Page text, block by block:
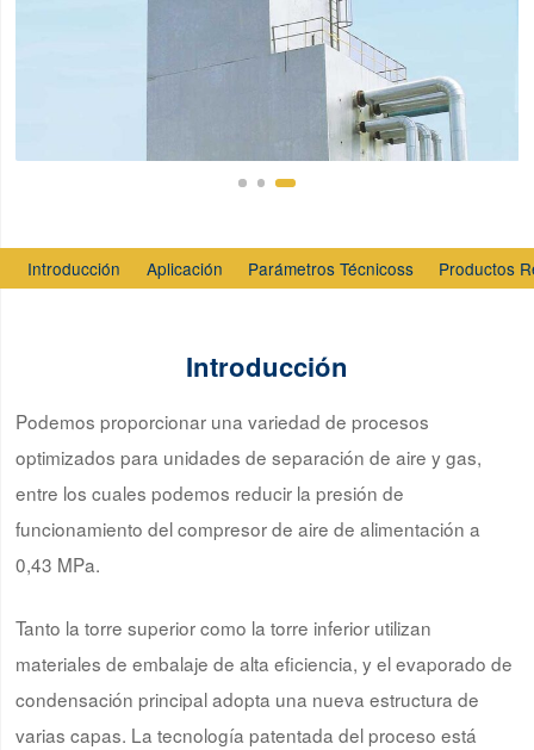
Introducción Aplicación Parámetros Técnicoss Productos
Introducción
Podemos proporcionar una variedad de procesos
optimizados para unidades de separación de aire y gas,
entre los cuales podemos reducir la presión de
funcionamiento del compresor de aire de alimentación a
0,43 MPa.
Tanto la torre superior como la torre inferior utilizan
materiales de embalaje de alta eficiencia, y el evaporado de
condensación principal adopta una nueva estructura de
varias capas. La tecnología patentada del proceso está